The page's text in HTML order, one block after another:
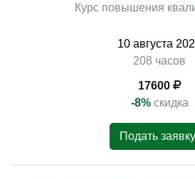
Курс повышения
10 августа
208 часов
17600
-8% скидка
Подать заявку